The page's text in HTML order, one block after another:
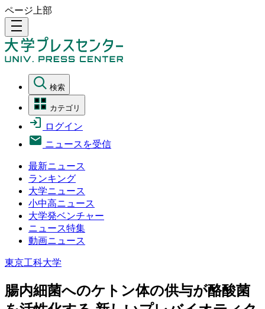
ページ上部
density_medium
検索
カテゴリ
ログイン
ニュースを受信
最新ニュース
ランキング
大学ニュース
小中高ニュース
大学発ベンチャー
ニュース特集
動画ニュース
東京工科大学
腸内細菌へのケトン体の供与が酪酸菌